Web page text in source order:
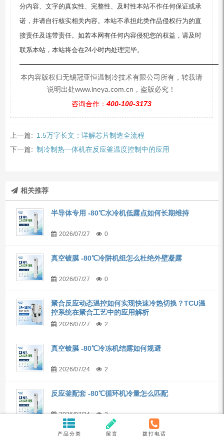
分内容、文字的真实性、完整性、及时性本站不作任何保证或承
诺，并请自行核实相关内容。本站不承担此类作品侵权行为的直
接责任及连带责任。如若本网有任何内容侵犯您的权益，请及时
联系本站，本站将会在24小时内处理完毕。
本内容版权归无锡冠亚恒温制冷技术有限公司所有，转载请
说明出处www.lneya.com.cn，盗版必究！
咨询合作： 400-100-3173
上一篇: 1.5万字长文：详解芯片制造全流程
下一篇: 制冷制热一体机在反应釜温度控制中的应用
相关推荐
半导体专用 -80℃水冷机低露点如何长期维持
2026/07/27 0
真空镀膜 -80℃冷阱机组怎么杜绝外壁凝露
2026/07/27 0
聚合反应动态温控如何实现快速冷热切换？TCU温
控系统在聚合工艺中的应用解析
2026/07/27 2
真空镀膜 -80℃冷冻机结露如何规避
2026/07/24 2
反应釜配套 -80℃循环机冷量怎么匹配
2026/07/24 2
产品分类 留言 拨打电话